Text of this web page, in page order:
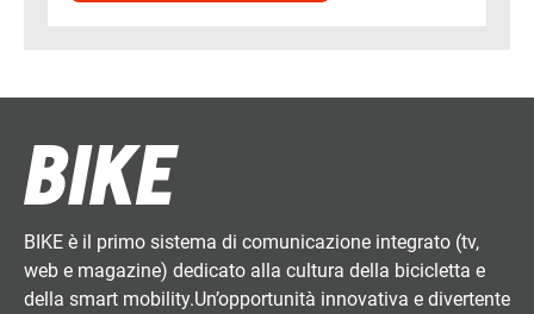
BIKE è il primo sistema di comunicazione integrato (tv,
web e magazine) dedicato alla cultura della bicicletta e
della smart mobility.Un’opportunità innovativa e divertente